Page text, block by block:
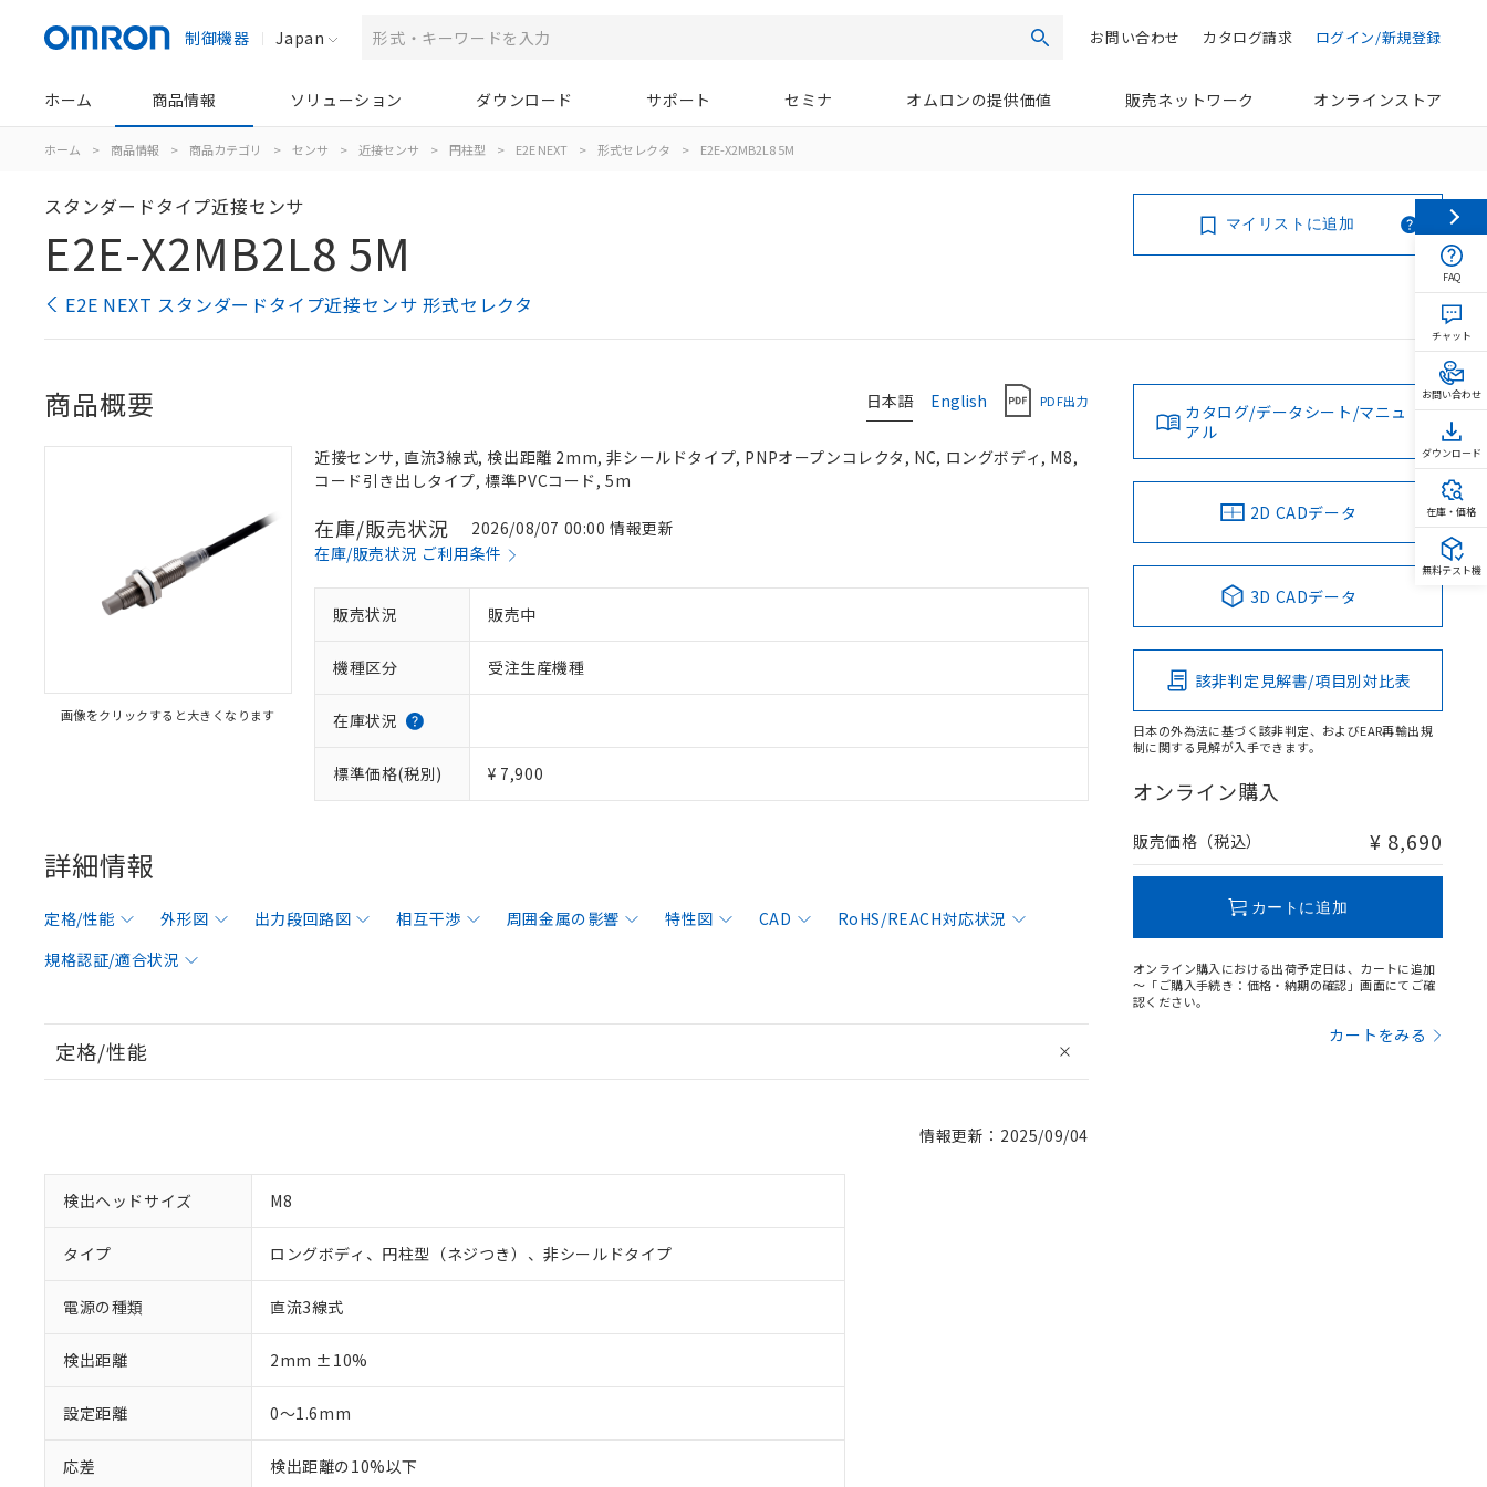
制御機器 Japan 検索 ログイン/新規登録
カタログ請求
お問い合わせ
ホーム 商品情報 ソリューション ダウンロード サポート セミナ オムロンの提供価値 販売ネットワーク オンラインストア
ホーム > 商品情報 > 商品カテゴリ > センサ > 近接センサ > 円柱型 > E2E NEXT > 形式セレクタ > E2E-X2MB2L8 5M
スタンダードタイプ近接センサ
E2E-X2MB2L8 5M
E2E NEXT スタンダードタイプ近接センサ 形式セレクタ
マイリストに追加
日本語 English PDF出力
商品概要
画像をクリックすると大きくなります
近接センサ, 直流3線式, 検出距離 2mm, 非シールドタイプ, PNPオープンコレクタ, NC, ロングボディ, M8,
コード引き出しタイプ, 標準PVCコード, 5m
在庫/販売状況
2026/08/07 00:00 情報更新
在庫/販売状況 ご利用条件
販売状況 販売中
機種区分 受注生産機種
在庫状況
標準価格(税別) ¥ 7,900
詳細情報
定格/性能 外形図 出力段回路図 相互干渉 周囲金属の影響 特性図 CAD
RoHS/REACH対応状況
規格認証/適合状況
定格/性能
情報更新：2025/09/04
検出ヘッドサイズ M8
タイプ ロングボディ、円柱型（ネジつき）、非シールドタイプ
電源の種類 直流3線式
検出距離 2mm ±10%
設定距離 0～1.6mm
応差 検出距離の10%以下
カタログ/データシート/マニュ
アル
2D CADデータ
3D CADデータ
該非判定見解書/項目別対比表
日本の外為法に基づく該非判定、およびEAR再輸出規
制に関する見解が入手できます。
オンライン購入
販売価格（税込） ¥ 8,690
カートに追加
オンライン購入における出荷予定日は、カートに追加
～「ご購入手続き：価格・納期の確認」画面にてご確
認ください。
カートをみる
FAQ
チャット
お問い合わせ
ダウンロード
在庫・価格
無料テスト機